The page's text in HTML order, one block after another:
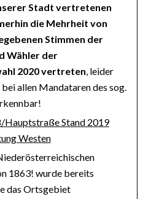
Stadt vertretenen
die Mehrheit von
Stimmen der
Wähler der
2020 vertreten , leider
allen Mandataren des sog.
Hauptstraße Stand 2019
Westen
1863! wurde bereits
das Ortsgebiet